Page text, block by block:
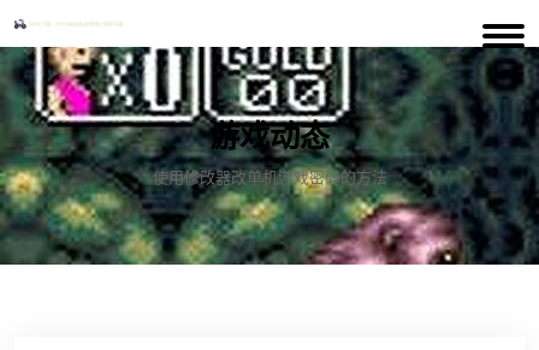
游戏动态
使用修改器改单机游戏密码的方法